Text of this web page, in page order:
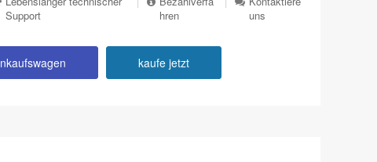
Support
hren
uns
kaufe jetzt